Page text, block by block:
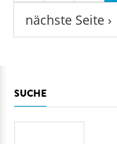
nächste Seite ›
SUCHE